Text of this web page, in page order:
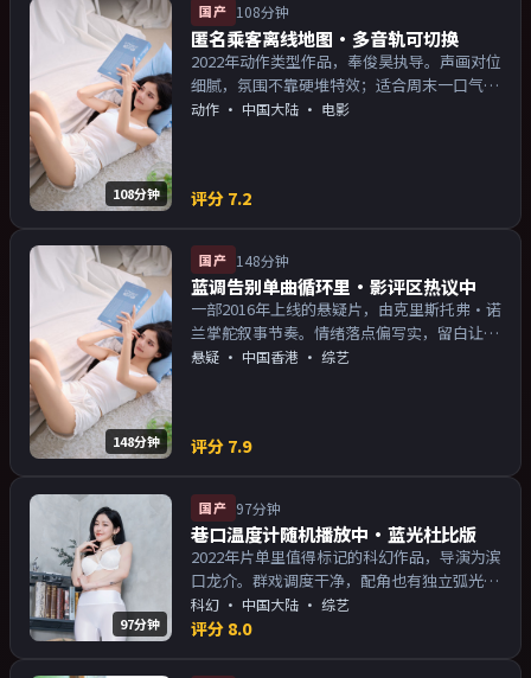
108分钟
国产 108分钟
匿名乘客离线地图·多音轨可切换
2022年动作类型作品，奉俊昊执导。声画对位
细腻，氛围不靠硬堆特效；适合周末一口气追
完。主演以演技派为主，适合喜欢强叙事与人
动作 · 中国大陆 · 电影
评分 7.2
148分钟
国产 148分钟
蓝调告别单曲循环里·影评区热议中
一部2016年上线的悬疑片，由克里斯托弗·诺
兰掌舵叙事节奏。情绪落点偏写实，留白让人
回味；片尾余韵足，讨论空间大。主演以演技
悬疑 · 中国香港 · 综艺
评分 7.9
97分钟
国产 97分钟
巷口温度计随机播放中·蓝光杜比版
2022年片单里值得标记的科幻作品，导演为滨
口龙介。群戏调度干净，配角也有独立弧光；
配乐与画面气质统一。主演以演技派为主，适
合喜欢强叙事与人物关系的观众加入片单。
科幻 · 中国大陆 · 综艺
评分 8.0